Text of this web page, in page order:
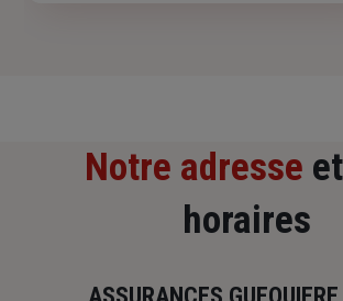
Notre adresse
horaires